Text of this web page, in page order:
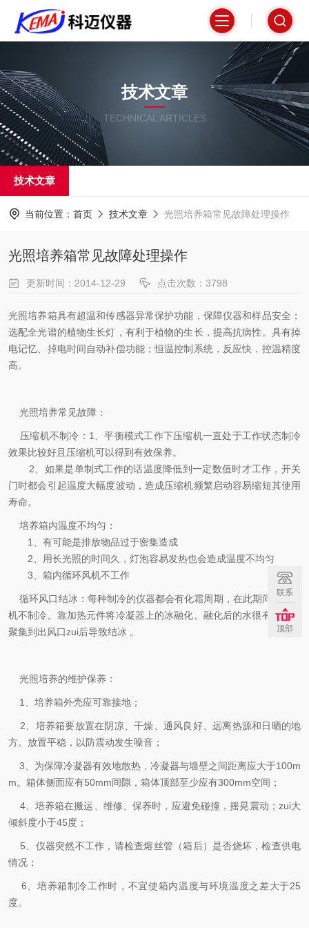
技术文章
TECHNICAL ARTICLES
技术文章
当前位置： 首页 技术文章 光照培养箱常见故障处理操作
光照培养箱常见故障处理操作
更新时间：2014-12-29 点击次数：3798
光照培养箱具有超温和传感器异常保护功能，保障仪器和样品安全；
选配全光谱的植物生长灯，有利于植物的生长，提高抗病性。具有掉
电记忆、掉电时间自动补偿功能；恒温控制系统，反应快，控温精度
高。
光照培养常见故障：
压缩机不制冷：1、平衡模式工作下压缩机一直处于工作状态制冷
效果比较好且压缩机可以得到有效保养。
2、如果是单制式工作的话温度降低到一定数值时才工作，开关
门时都会引起温度大幅度波动，造成压缩机频繁启动容易缩短其使用
寿命。
培养箱内温度不均匀：
1、有可能是排放物品过于密集造成
2、用长光照的时间久，灯泡容易发热也会造成温度不均匀
3、箱内循环风机不工作
循环风口结冰：每种制冷的仪器都会有化霜周期，在此期间内压缩
机不制冷。靠加热元件将冷凝器上的冰融化。融化后的水很有可能会
聚集到出风口zui后导致结冰 。
光照培养的维护保养：
1、培养箱外壳应可靠接地；
2、培养箱要放置在阴凉、干燥、通风良好、远离热源和日晒的地
方。放置平稳，以防震动发生噪音；
3、为保障冷凝器有效地散热，冷凝器与墙壁之间距离应大于100m
m。箱体侧面应有50mm间隙，箱体顶部至少应有300mm空间；
4、培养箱在搬运、维修、保养时，应避免碰撞，摇晃震动；zui大
倾斜度小于45度；
5、仪器突然不工作，请检查熔丝管（箱后）是否烧坏，检查供电
情况；
6、培养箱制冷工作时，不宜使箱内温度与环境温度之差大于25
度。
联系
顶部